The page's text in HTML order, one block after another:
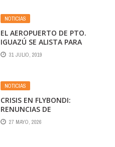
NOTICIAS
EL AEROPUERTO DE PTO.
IGUAZÚ SE ALISTA PARA
SU PRIMER VUELO
INTERCONTINENTAL
31 JULIO, 2019
NOTICIAS
CRISIS EN FLYBONDI:
RENUNCIAS DE
DIRECTIVOS Y CIERRE DE
RUTAS
27 MAYO, 2026